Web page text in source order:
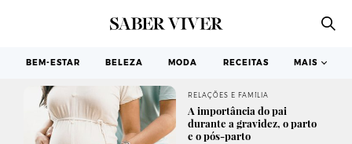
BEM-ESTAR BELEZA MODA RECEITAS MAIS
RELAÇÕES E FAMÍLIA
A importância do pai
durante a gravidez, o parto
e o pós-parto